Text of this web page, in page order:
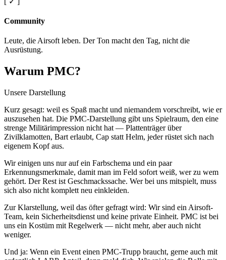
Community
Leute, die Airsoft leben. Der Ton macht den Tag, nicht die
Ausrüstung.
Warum PMC?
Unsere Darstellung
Kurz gesagt: weil es Spaß macht und niemandem vorschreibt, wie er
auszusehen hat. Die PMC-Darstellung gibt uns Spielraum, den eine
strenge Militärimpression nicht hat — Plattenträger über
Zivilklamotten, Bart erlaubt, Cap statt Helm, jeder rüstet sich nach
eigenem Kopf aus.
Wir einigen uns nur auf ein Farbschema und ein paar
Erkennungsmerkmale, damit man im Feld sofort weiß, wer zu wem
gehört. Der Rest ist Geschmackssache. Wer bei uns mitspielt, muss
sich also nicht komplett neu einkleiden.
Zur Klarstellung, weil das öfter gefragt wird: Wir sind ein Airsoft-
Team, kein Sicherheitsdienst und keine private Einheit. PMC ist bei
uns ein Kostüm mit Regelwerk — nicht mehr, aber auch nicht
weniger.
Und ja: Wenn ein Event einen PMC-Trupp braucht, gerne auch mit